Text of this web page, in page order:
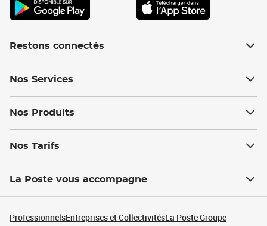
Restons connectés
Nos Services
Nos Produits
Nos Tarifs
La Poste vous accompagne
ProfessionnelsEntreprises et CollectivitésLa Poste Groupe